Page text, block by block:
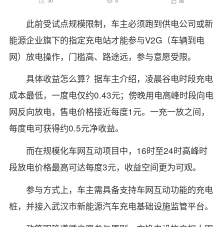
此前受试点规模限制，车主必须跑到供电公司或新
能源企业旗下的指定充电站才能参与V2G（车辆到电
网）放电操作，门槛高、路途远，参与意愿受限。
具体收益怎么算？据车主介绍，凌晨谷电时段充电
成本最低，一度电仅约0.43元；傍晚用电高峰时段向电
网反向放电，售电价格接近每度1元。一充一放之间，
每度电可获得约0.5元净收益。
而在规模化车网互动项目中，16时至24时高峰时
段放电价格最高可达每度3元，收益空间更为可观。
参与方式上，车主需具备支持车网互动功能的充电
桩，并接入武汉市新能源汽车充电基础设施监管平台。